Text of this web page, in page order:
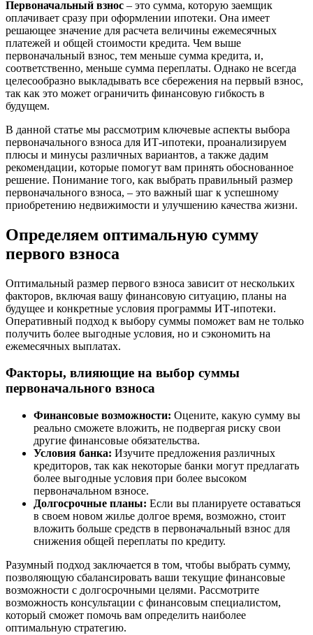
Первоначальный взнос – это сумма, которую заемщик
оплачивает сразу при оформлении ипотеки. Она имеет
решающее значение для расчета величины ежемесячных
платежей и общей стоимости кредита. Чем выше
первоначальный взнос, тем меньше сумма кредита, и,
соответственно, меньше сумма переплаты. Однако не всегда
целесообразно выкладывать все сбережения на первый взнос,
так как это может ограничить финансовую гибкость в
будущем.
В данной статье мы рассмотрим ключевые аспекты выбора
первоначального взноса для ИТ-ипотеки, проанализируем
плюсы и минусы различных вариантов, а также дадим
рекомендации, которые помогут вам принять обоснованное
решение. Понимание того, как выбрать правильный размер
первоначального взноса, – это важный шаг к успешному
приобретению недвижимости и улучшению качества жизни.
Определяем оптимальную сумму
первого взноса
Оптимальный размер первого взноса зависит от нескольких
факторов, включая вашу финансовую ситуацию, планы на
будущее и конкретные условия программы ИТ-ипотеки.
Оперативный подход к выбору суммы поможет вам не только
получить более выгодные условия, но и сэкономить на
ежемесячных выплатах.
Факторы, влияющие на выбор суммы
первоначального взноса
Финансовые возможности: Оцените, какую сумму вы
реально сможете вложить, не подвергая риску свои
другие финансовые обязательства.
Условия банка: Изучите предложения различных
кредиторов, так как некоторые банки могут предлагать
более выгодные условия при более высоком
первоначальном взносе.
Долгосрочные планы: Если вы планируете оставаться
в своем новом жилье долгое время, возможно, стоит
вложить больше средств в первоначальный взнос для
снижения общей переплаты по кредиту.
Разумный подход заключается в том, чтобы выбрать сумму,
позволяющую сбалансировать ваши текущие финансовые
возможности с долгосрочными целями. Рассмотрите
возможность консультации с финансовым специалистом,
который сможет помочь вам определить наиболее
оптимальную стратегию.